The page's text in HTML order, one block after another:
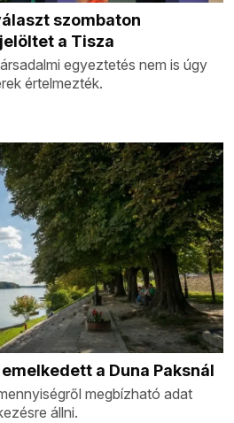
szombaton
a Tisza
egyeztetés nem is úgy
értelmezték.
a Duna Paksnál
megbízható adat
állni.